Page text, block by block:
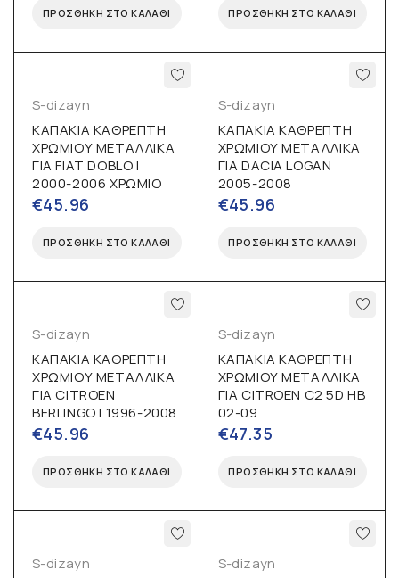
ΠΡΟΣΘΉΚΗ ΣΤΟ ΚΑΛΆΘΙ ΠΡΟΣΘΉΚΗ ΣΤΟ ΚΑΛΆΘΙ
S-dizayn
ΚΑΠΑΚΙΑ ΚΑΘΡΕΠΤΗ
ΧΡΩΜΙΟΥ ΜΕΤΑΛΛΙΚΑ
ΓΙΑ FIAT DOBLO I
2000-2006 ΧΡΩΜΙΟ
€45.96
ΠΡΟΣΘΉΚΗ ΣΤΟ ΚΑΛΆΘΙ
S-dizayn
ΚΑΠΑΚΙΑ ΚΑΘΡΕΠΤΗ
ΧΡΩΜΙΟΥ ΜΕΤΑΛΛΙΚΑ
ΓΙΑ DACIA LOGAN
2005-2008
€45.96
ΠΡΟΣΘΉΚΗ ΣΤΟ ΚΑΛΆΘΙ
S-dizayn
ΚΑΠΑΚΙΑ ΚΑΘΡΕΠΤΗ
ΧΡΩΜΙΟΥ ΜΕΤΑΛΛΙΚΑ
ΓΙΑ CITROEN
BERLINGO I 1996-2008
€45.96
ΠΡΟΣΘΉΚΗ ΣΤΟ ΚΑΛΆΘΙ
S-dizayn
ΚΑΠΑΚΙΑ ΚΑΘΡΕΠΤΗ
ΧΡΩΜΙΟΥ ΜΕΤΑΛΛΙΚΑ
ΓΙΑ CITROEN C2 5D HB
02-09
€47.35
ΠΡΟΣΘΉΚΗ ΣΤΟ ΚΑΛΆΘΙ
S-dizayn
S-dizayn